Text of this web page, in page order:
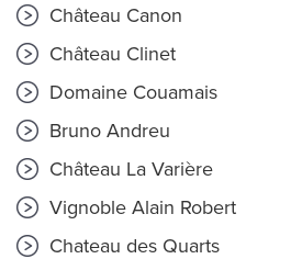
Château Canon
Château Clinet
Domaine Couamais
Bruno Andreu
Château La Varière
Vignoble Alain Robert
Chateau des Quarts